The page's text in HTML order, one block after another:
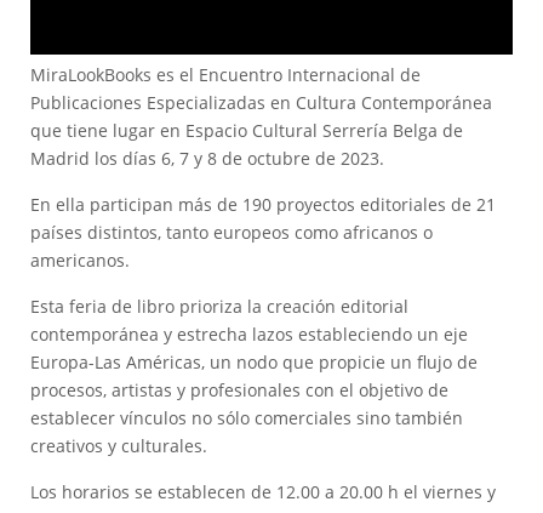
MiraLookBooks es el Encuentro Internacional de
Publicaciones Especializadas en Cultura Contemporánea
que tiene lugar en Espacio Cultural Serrería Belga de
Madrid los días 6, 7 y 8 de octubre de 2023.
En ella participan más de 190 proyectos editoriales de 21
países distintos, tanto europeos como africanos o
americanos.
Esta feria de libro prioriza la creación editorial
contemporánea y estrecha lazos estableciendo un eje
Europa-Las Américas, un nodo que propicie un flujo de
procesos, artistas y profesionales con el objetivo de
establecer vínculos no sólo comerciales sino también
creativos y culturales.
Los horarios se establecen de 12.00 a 20.00 h el viernes y